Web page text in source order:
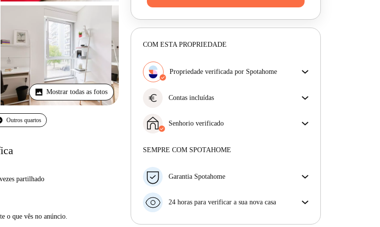
Mostrar todas as fotos
Outros quartos
vezes partilhado
o que vês no anúncio.
COM ESTA PROPRIEDADE
Propriedade verificada por Spotahome
obténs exatamente o que vês no anúncio.
euro Contas incluídas
incluídas. A renda e as contas estão todas incluídas
para uma experiência sem preocupações
Senhorio verificado
Mais sobre este senhorio
SEMPRE COM SPOTAHOME
Garantia Spotahome
antecedência, nós iremos A) pagar um hotel e ajudá-
seu dinheiro na totalidade.
24 horas para verificar a sua nova casa